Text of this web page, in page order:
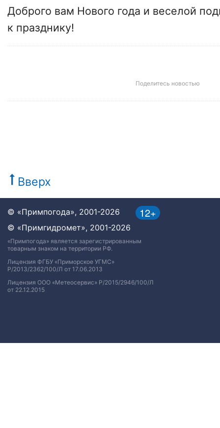
Доброго вам Нового года и веселой
к празднику!
Поделитесь новостью
Вверх
12+
© «Примпогода», 2001-2026
© «Примгидромет», 2001-2026
«Примпогода» является зарегистрированным
товарным знаком на территории РФ.
Лицензия ФГБУ «Приморское УГМС»
Р/2013/2362/100/Л от 17.06.2013
Лицензия ООО «Метеосервис» Р/2015/2946/100/Л
от 22.12.2015